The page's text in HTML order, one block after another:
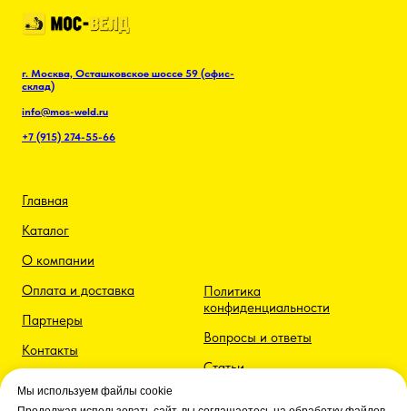
Мы используем файлы cookie
г. Москва, Осташковское шоссе 59 (офис-
склад)
info@mos-weld.ru
+7 (915) 274-55-66
Главная
Каталог
О компании
Оплата и доставка
Партнеры
Контакты
Политика
конфиденциальности
Вопросы и ответы
Статьи